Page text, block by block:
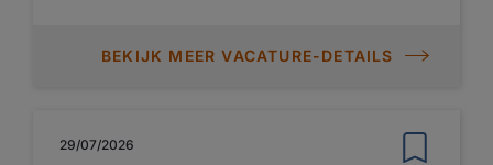
BEKIJK MEER VACATURE-DETAILS
29/07/2026